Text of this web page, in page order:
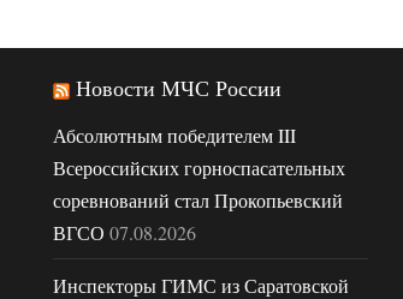
Новости МЧС России
Абсолютным победителем III
Всероссийских горноспасательных
соревнований стал Прокопьевский
ВГСО 07.08.2026
Инспекторы ГИМС из Саратовской